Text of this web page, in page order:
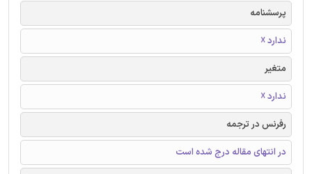
پرسشنامه
ندارد ☓
متغیر
ندارد ☓
رفرنس در ترجمه
در انتهای مقاله درج شده است